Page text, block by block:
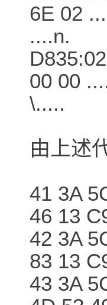
6E 02
....n.
00 00
\.....
由上述
41 3A
46 13
42 3A
83 13
43 3A